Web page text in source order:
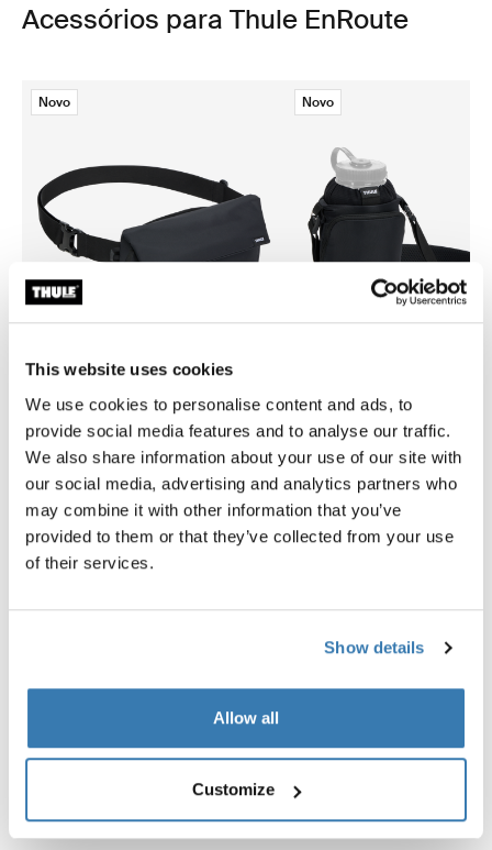
This website uses cookies
We use cookies to personalise content and ads, to
provide social media features and to analyse our traffic.
We also share information about your use of our site with
our social media, advertising and analytics partners who
may combine it with other information that you’ve
provided to them or that they’ve collected from your use
of their services.
Show details
Allow all
Customize
Acessórios para Thule EnRoute
Novo
Thule EnRoute
bolsa sling 2L preta
R$ 499,00
Novo
Thule EnRoute
suporte para garrafa d'água
R$ 439,00
Toggle features
Todos os recursos
Toggle techspec
Especificações técnicas